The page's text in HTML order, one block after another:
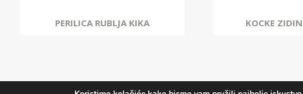
PERILICA RUBLJA KIKA KOCKE